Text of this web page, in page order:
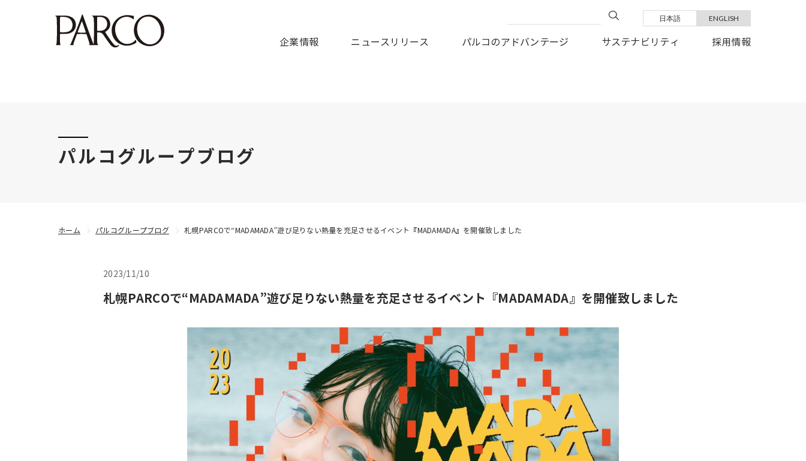
このたびの令和8年熊本地震により被害にあわれた皆様に謹んでお見舞い申しあげますとともに、被災地の一日も早い復旧を、心よりお祈り申しあげます。
日本語 ENGLISH
企業情報 ニュースリリース パルコのアドバンテージ サステナビリティ 採用情報
パルコグループブログ
2023/11/10
札幌PARCOで“MADAMADA”遊び足りない熱量を充足させるイベント『MADAMADA』を開催致しました
ホーム パルコグループブログ 札幌PARCOで“MADAMADA”遊び足りない熱量を充足させるイベント『MADAMADA』を開催致しました